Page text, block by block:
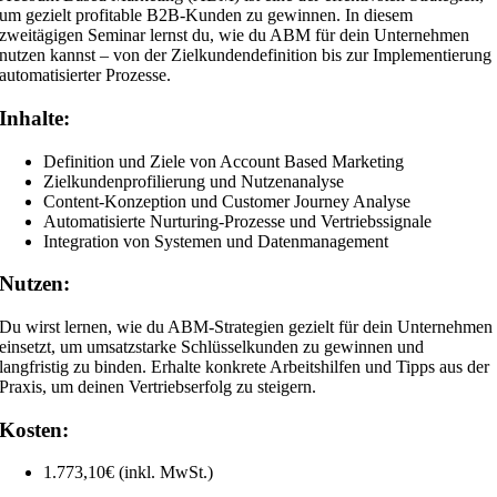
um gezielt profitable B2B-Kunden zu gewinnen. In diesem
zweitägigen Seminar lernst du, wie du ABM für dein Unternehmen
nutzen kannst – von der Zielkundendefinition bis zur Implementierung
automatisierter Prozesse.
Inhalte:
Definition und Ziele von Account Based Marketing
Zielkundenprofilierung und Nutzenanalyse
Content-Konzeption und Customer Journey Analyse
Automatisierte Nurturing-Prozesse und Vertriebssignale
Integration von Systemen und Datenmanagement
Nutzen:
Du wirst lernen, wie du ABM-Strategien gezielt für dein Unternehmen
einsetzt, um umsatzstarke Schlüsselkunden zu gewinnen und
langfristig zu binden. Erhalte konkrete Arbeitshilfen und Tipps aus der
Praxis, um deinen Vertriebserfolg zu steigern.
Kosten:
1.773,10€ (inkl. MwSt.)